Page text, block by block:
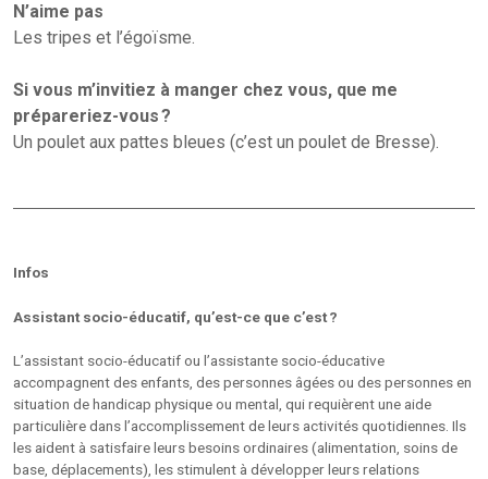
N’aime pas
Les tripes et l’égoïsme.
Si vous m’invitiez à manger chez vous, que me
prépareriez-vous ?
Un poulet aux pattes bleues (c’est un poulet de Bresse).
Infos
Assistant socio-éducatif, qu’est-ce que c’est ?
L’assistant socio-éducatif ou l’assistante socio-éducative
accompagnent des enfants, des personnes âgées ou des personnes en
situation de handicap physique ou mental, qui requièrent une aide
particulière dans l’accomplissement de leurs activités quotidiennes. Ils
les aident à satisfaire leurs besoins ordinaires (alimentation, soins de
base, déplacements), les stimulent à développer leurs relations